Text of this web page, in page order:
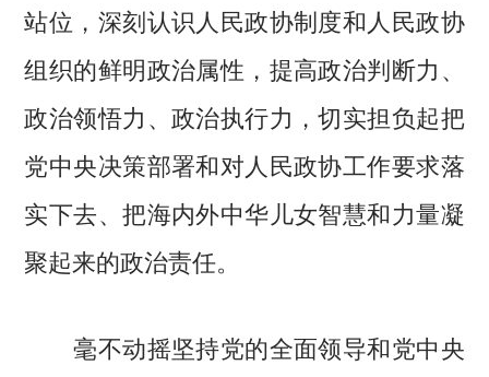
站位，深刻认识人民政协制度和人民政协
组织的鲜明政治属性，提高政治判断力、
政治领悟力、政治执行力，切实担负起把
党中央决策部署和对人民政协工作要求落
实下去、把海内外中华儿女智慧和力量凝
聚起来的政治责任。
毫不动摇坚持党的全面领导和党中央